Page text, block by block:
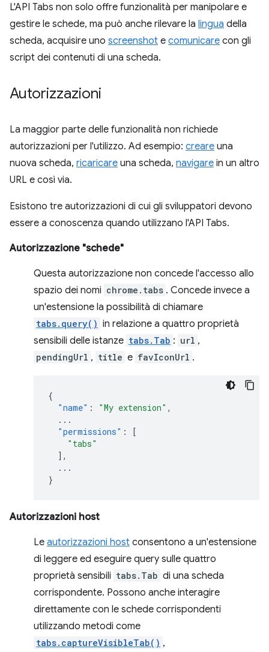
L'API Tabs non solo offre funzionalità per manipolare e
gestire le schede, ma può anche rilevare la lingua della
scheda, acquisire uno screenshot e comunicare con gli
script dei contenuti di una scheda.
Autorizzazioni
La maggior parte delle funzionalità non richiede
autorizzazioni per l'utilizzo. Ad esempio: creare una
nuova scheda, ricaricare una scheda, navigare in un altro
URL e così via.
Esistono tre autorizzazioni di cui gli sviluppatori devono
essere a conoscenza quando utilizzano l'API Tabs.
Autorizzazione "schede"
Questa autorizzazione non concede l'accesso allo
spazio dei nomi chrome.tabs . Concede invece a
un'estensione la possibilità di chiamare
tabs.query() in relazione a quattro proprietà
sensibili delle istanze tabs.Tab : url ,
pendingUrl , title e favIconUrl .
{
"name" : "My extension" ,
...
"permissions" :
[
"tabs"
],
...
}
Autorizzazioni host
Le autorizzazioni host consentono a un'estensione
di leggere ed eseguire query sulle quattro
proprietà sensibili tabs.Tab di una scheda
corrispondente. Possono anche interagire
direttamente con le schede corrispondenti
utilizzando metodi come
tabs.captureVisibleTab() ,